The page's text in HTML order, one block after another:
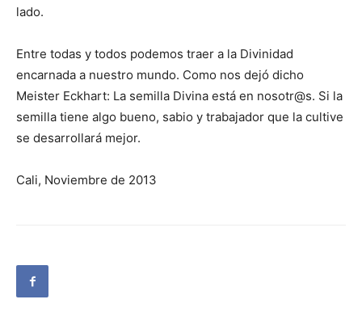
lado.
Entre todas y todos podemos traer a la Divinidad
encarnada a nuestro mundo. Como nos dejó dicho
Meister Eckhart: La semilla Divina está en nosotr@s. Si la
semilla tiene algo bueno, sabio y trabajador que la cultive
se desarrollará mejor.
Cali, Noviembre de 2013